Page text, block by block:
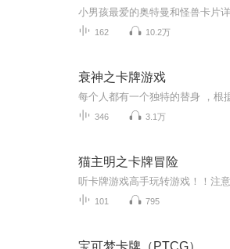
小男孩最爱的奥特曼和怪兽卡片
162 10.2万
衰神之卡牌游戏
346 3.1万
猫主明之卡牌冒险
101 795
宝可梦卡牌（PTCG）